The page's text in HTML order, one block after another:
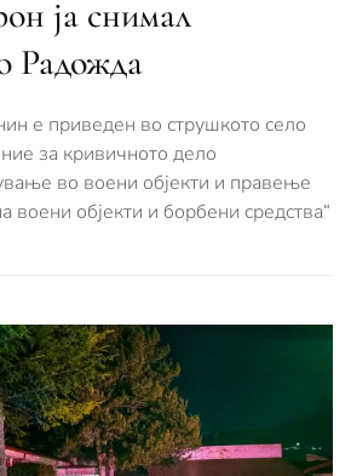
ја снимал
Радожда
е приведен во струшкото село
за кривичното дело
во воени објекти и правење
воени објекти и борбени средства“